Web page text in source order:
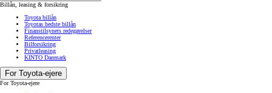
Billån, leasing & forsikring
Toyota billån
Toyotas bedste billån
Finanstilsynets redegørelser
Referencerenter
Bilforsikring
Privatleasing
KINTO Danmark
For Toyota-ejere
For Toyota-ejere